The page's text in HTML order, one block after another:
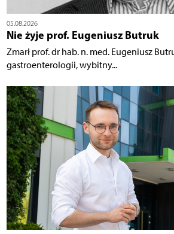
05.08.2026
Nie żyje prof. Eugeniusz Butruk
Zmarł prof. dr hab. n. med. Eugeniusz
gastroenterologii, wybitny...